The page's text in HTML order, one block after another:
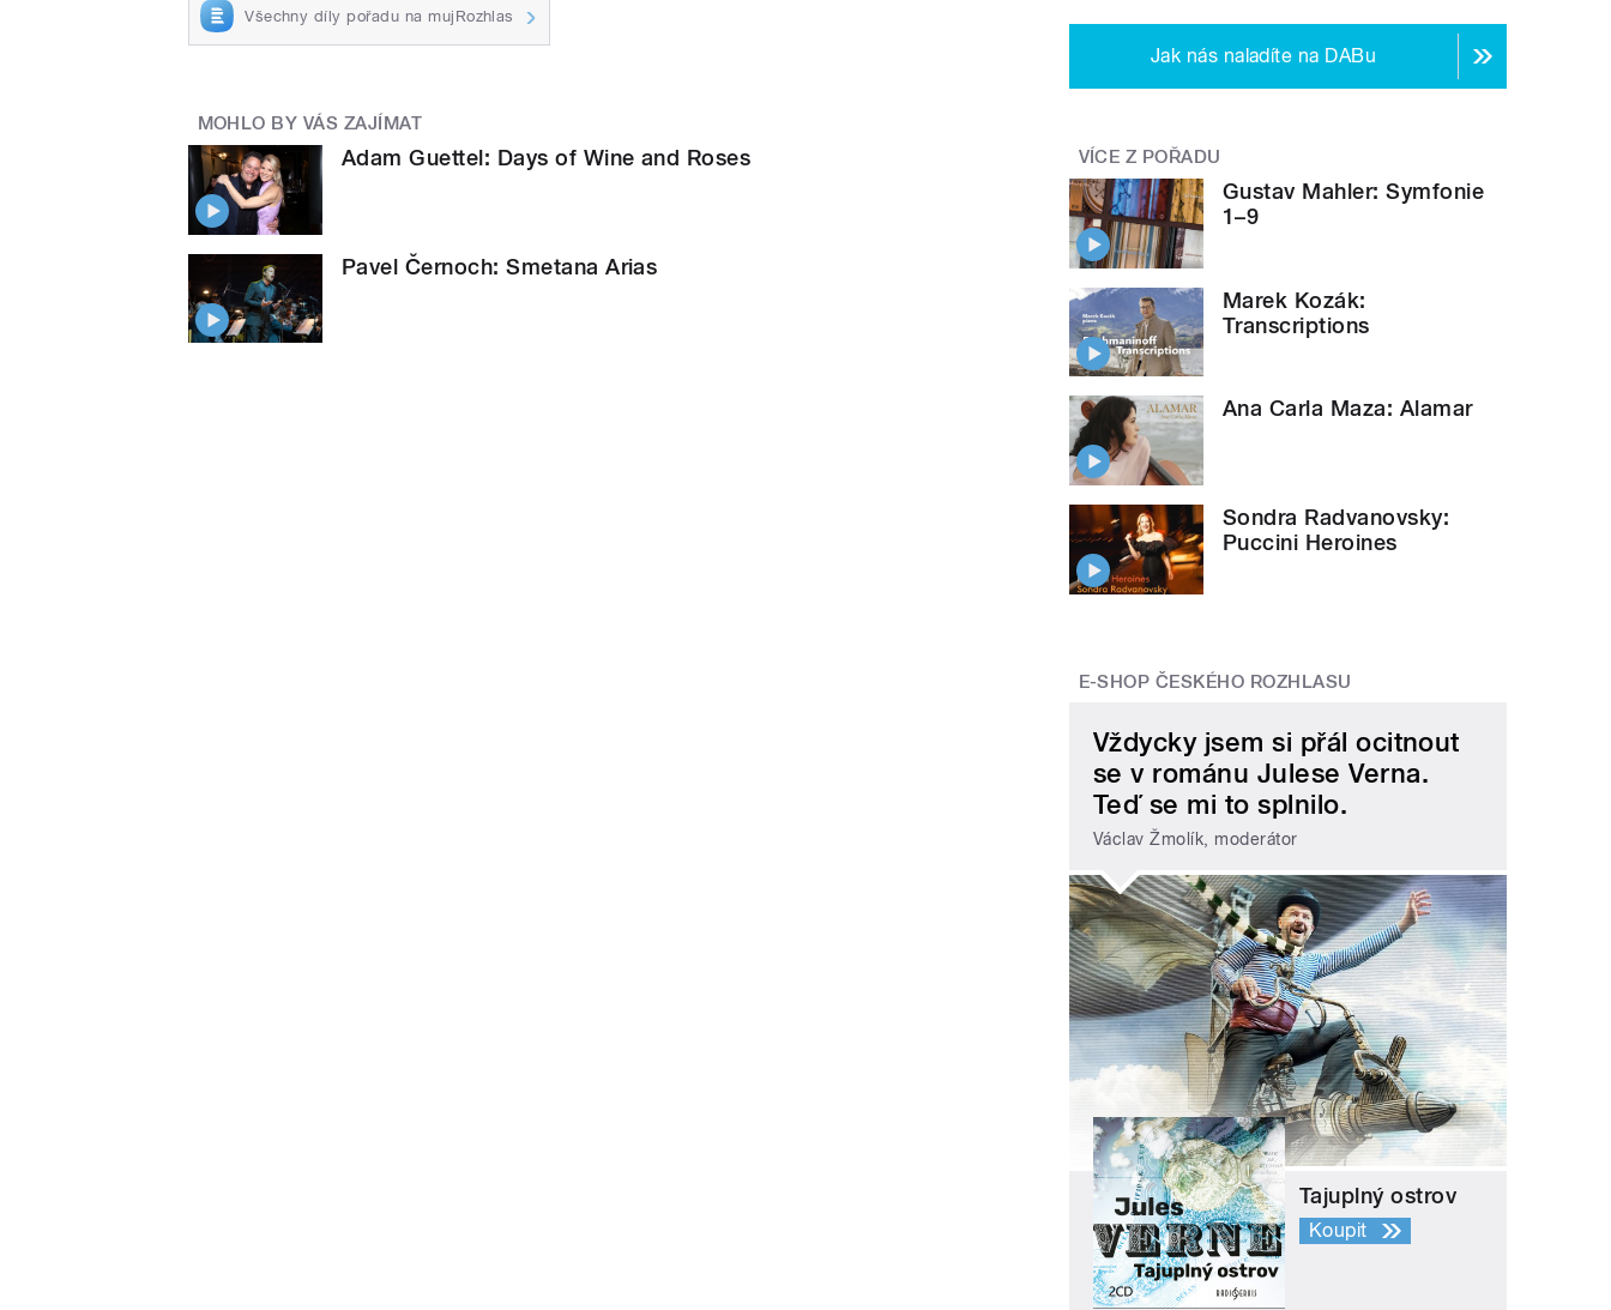
Všechny díly pořadu na mujRozhlas
MOHLO BY VÁS ZAJÍMAT
Adam Guettel: Days of Wine and Roses
Pavel Černoch: Smetana Arias
Jak nás naladíte na DABu
VÍCE Z POŘADU
Gustav Mahler: Symfonie
1–9
Marek Kozák:
Transcriptions
Ana Carla Maza: Alamar
Sondra Radvanovsky:
Puccini Heroines
E-SHOP ČESKÉHO ROZHLASU
Vždycky jsem si přál ocitnout
se v románu Julese Verna.
Teď se mi to splnilo.
Václav Žmolík, moderátor
Tajuplný ostrov
Koupit